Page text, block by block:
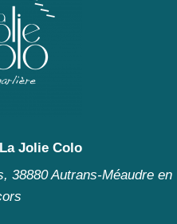
Jolie Colo
38880 Autrans-Méaudre en